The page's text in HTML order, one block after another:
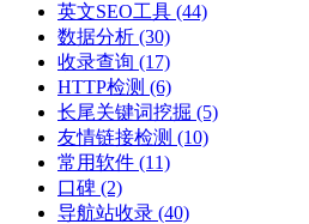
英文SEO工具 (44)
数据分析 (30)
收录查询 (17)
HTTP检测 (6)
长尾关键词挖掘 (5)
友情链接检测 (10)
常用软件 (11)
口碑 (2)
导航站收录 (40)